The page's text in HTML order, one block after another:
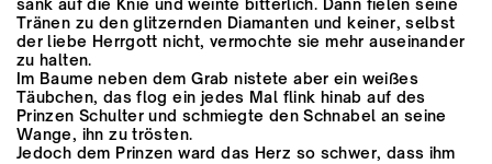
sank auf die Knie und weinte bitterlich. Dann fielen seine
Tränen zu den glitzernden Diamanten und keiner, selbst
der liebe Herrgott nicht, vermochte sie mehr auseinander
zu halten.
Im Baume neben dem Grab nistete aber ein weißes
Täubchen, das flog ein jedes Mal flink hinab auf des
Prinzen Schulter und schmiegte den Schnabel an seine
Wange, ihn zu trösten.
Jedoch dem Prinzen ward das Herz so schwer, dass ihm